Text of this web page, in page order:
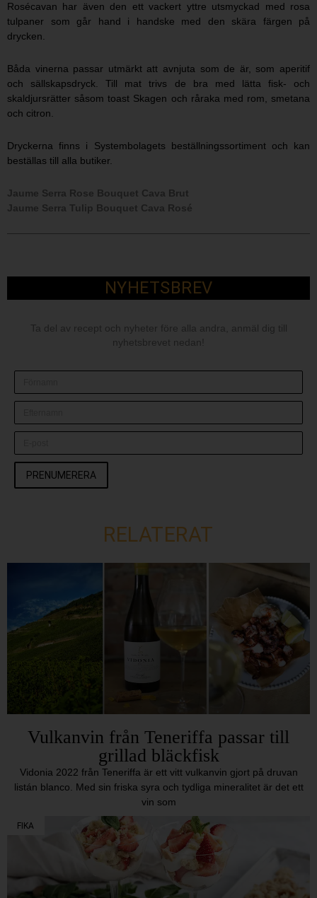
Rosécavan har även den ett vackert yttre utsmyckad med rosa
tulpaner som går hand i handske med den skära färgen på
drycken.
Båda vinerna passar utmärkt att avnjuta som de är, som aperitif
och sällskapsdryck. Till mat trivs de bra med lätta fisk- och
skaldjursrätter såsom toast Skagen och råraka med rom, smetana
och citron.
Dryckerna finns i Systembolagets beställningssortiment och kan
beställas till alla butiker.
Jaume Serra Rose Bouquet Cava Brut
Jaume Serra Tulip Bouquet Cava Rosé
NYHETSBREV
Ta del av recept och nyheter före alla andra, anmäl dig till
nyhetsbrevet nedan!
PRENUMERERA
RELATERAT
Vulkanvin från Teneriffa passar till
grillad bläckfisk
Vidonia 2022 från Teneriffa är ett vitt vulkanvin gjort på druvan
listán blanco. Med sin friska syra och tydliga mineralitet är det ett
vin som
FIKA